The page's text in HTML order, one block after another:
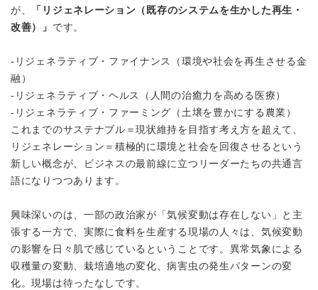
が、
「リジェネレーション（既存のシステムを生かした再生・
改善）」 です。
-リジェネラティブ・ファイナンス（環境や社会を再生させる金
融）
-リジェネラティブ・ヘルス（人間の治癒力を高める医療）
-リジェネラティブ・ファーミング（土壌を豊かにする農業）
これまでのサステナブル＝現状維持を目指す考え方を超えて、
リジェネレーション＝積極的に環境と社会を回復させるという
新しい概念が、ビジネスの最前線に立つリーダーたちの共通言
語になりつつあります。
興味深いのは、一部の政治家が「気候変動は存在しない」と主
張する一方で、実際に食料を生産する現場の人々は、気候変動
の影響を日々肌で感じているということです。異常気象による
収穫量の変動、栽培適地の変化、病害虫の発生パターンの変
化。現場は待ったなしです。